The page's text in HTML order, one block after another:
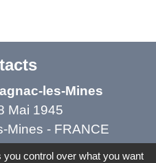
les-Mines
Mai 1945
Mines - FRANCE
control over what you want